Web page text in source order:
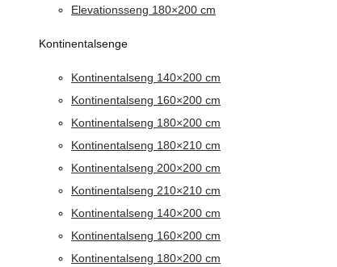
Elevationsseng 180×200 cm
Kontinentalsenge
Kontinentalseng 140×200 cm
Kontinentalseng 160×200 cm
Kontinentalseng 180×200 cm
Kontinentalseng 180×210 cm
Kontinentalseng 200×200 cm
Kontinentalseng 210×210 cm
Kontinentalseng 140×200 cm
Kontinentalseng 160×200 cm
Kontinentalseng 180×200 cm